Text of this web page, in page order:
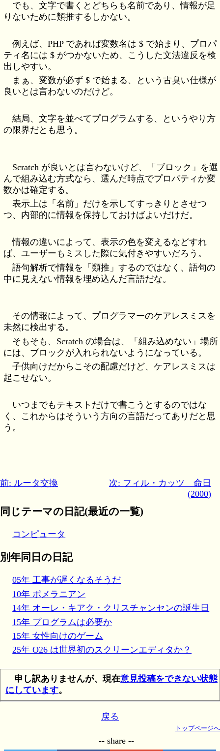
でも、文字で書くとどちらも名前であり、情報が足
りないために類推するしかない。
例えば、PHP であれば変数名は $ で始まり、プロパ
ティ名には $ がつかないため、こうした文法違反を検
出しやすい。
まぁ、変数が必ず $ で始まる、という古臭い仕様が
良いとは言わないのだけど。
結局、文字を並べてプログラムする、というやり方
の限界だとも思う。
Scratch が良いとは言わないけど、「ブロック」を選
んで組み込む方式なら、選んだ時点でプロパティか変
数かは確定する。
表示上は「名前」だけを示してすっきりとさせつ
つ、内部的に情報を保持しておけばよいだけだ。
情報の違いによって、表示の色を変えるなどすれ
ば、ユーザーもミスした際に気付きやすいだろう。
語句解析で情報を「類推」するのではなく、語句の
中に見えない情報を埋め込んだ言語だな。
その情報によって、プログラマーのケアレスミスを
未然に検出する。
そもそも、Scratch の場合は、「組み込めない」場所
には、ブロックが入れられないようになっている。
子供向けだからこその配慮だけど、ケアレスミスは
起こせない。
いつまでもテキストだけで書こうとするのではな
く、これからはそういう方向の言語だってありだと思
う。
前: ルータ交換
次: フィル・カッツ 命日
(2000)
同じテーマの日記(最近の一覧)
コンピュータ
別年同日の日記
05年 工事が遅くなるそうだ
10年 ポメラニアン
14年 オーレ・キアク・クリスチャンセンの誕生日
15年 プログラムは必要か
15年 女性向けのゲーム
25年 O26 は世界初のスクリーンエディタか？
申し訳ありませんが、現在意見投稿をできない状態
にしています。
戻る
トップページへ
-- share --